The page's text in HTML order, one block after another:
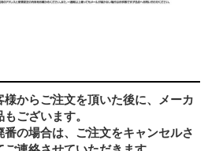
からご注文を頂いた後に、メーカ
ございます。
の場合は、ご注文をキャンセルさ